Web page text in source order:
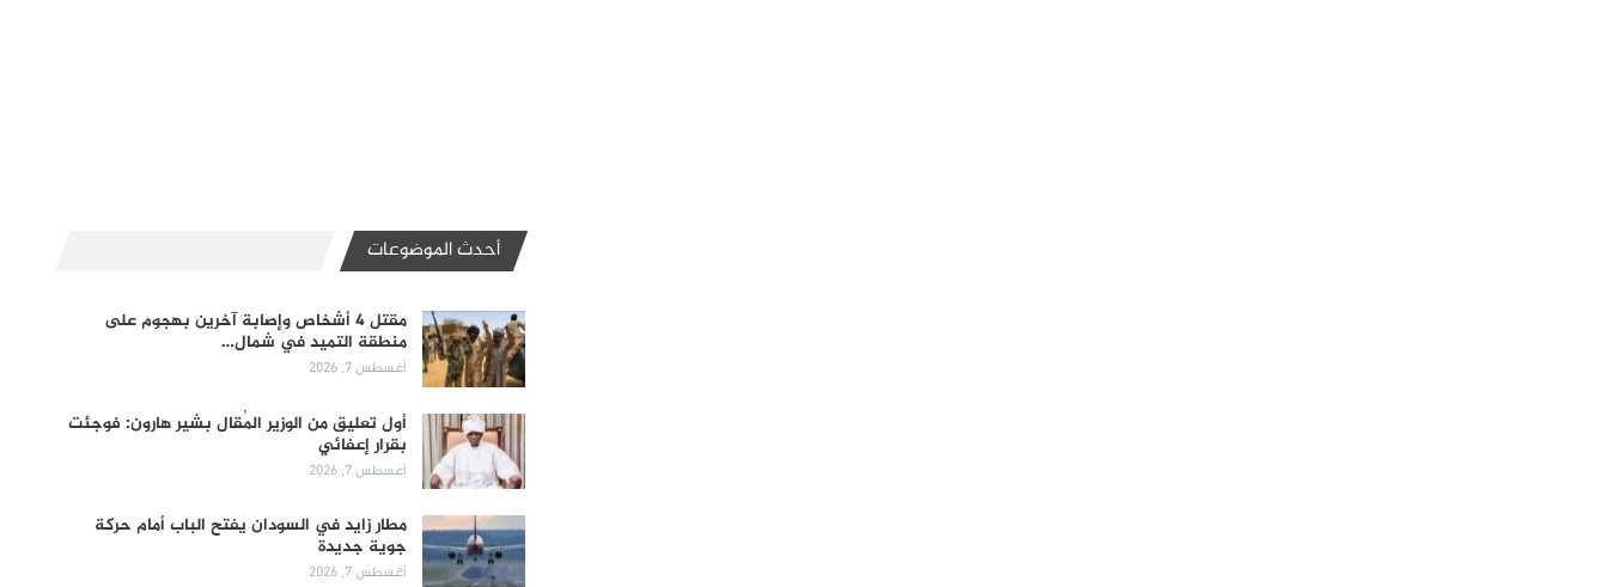
أحدث الموضوعات
مقتل 4 أشخاص وإصابة آخرين بهجوم على
منطقة التميد في شمال…
أغسطس 7, 2026
أول تعليق من الوزير المُقال بشير هارون: فوجئت
بقرار إعفائي
أغسطس 7, 2026
مطار زايد في السودان يفتح الباب أمام حركة
جوية جديدة
أغسطس 7, 2026